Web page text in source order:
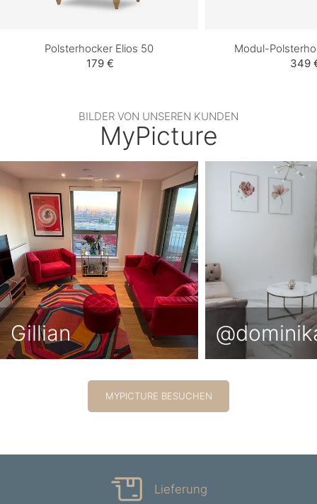
Polsterhocker Elios 50
179 €
Modul-
349
BILDER VON UNSEREN KUNDEN
MyPicture
Gillian
MYPICTURE BESUCHEN
Lieferung